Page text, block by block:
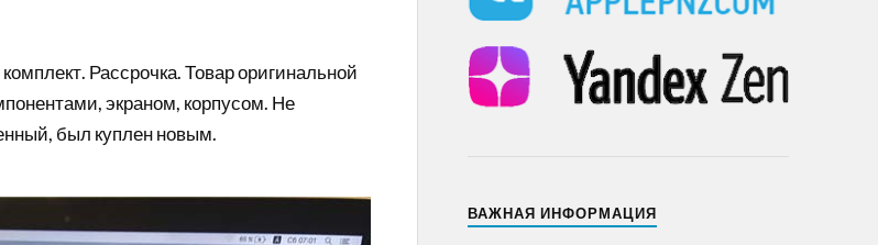
Рассрочка. Товар оригинальной
экраном, корпусом. Не
был куплен новым.
ВАЖНАЯ ИНФОРМАЦИЯ